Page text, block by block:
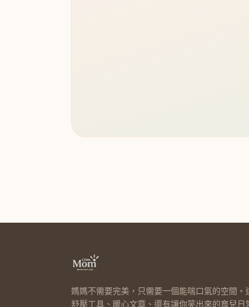
媽媽不需要完美，只需要一個能喘口氣的空間。
舒壓工具、暖心文章、還有讓你笑出來的育兒日